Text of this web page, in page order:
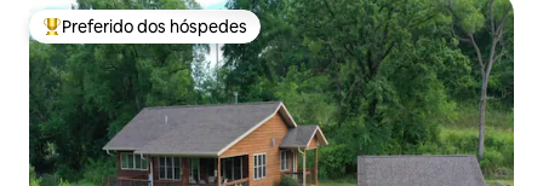
Entre os melhores preferidos dos hóspedes
Preferido dos hóspedes